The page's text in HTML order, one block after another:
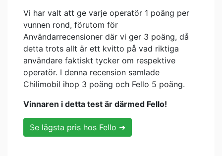
Vi har valt att ge varje operatör 1 poäng per
vunnen rond, förutom för
Användarrecensioner där vi ger 3 poäng, då
detta trots allt är ett kvitto på vad riktiga
användare faktiskt tycker om respektive
operatör. I denna recension samlade
Chilimobil ihop 3 poäng och Fello 5 poäng.
Vinnaren i detta test är därmed Fello!
Se lägsta pris hos Fello ➜